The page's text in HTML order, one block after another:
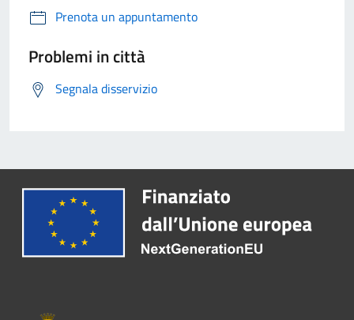
Prenota un appuntamento
Problemi in città
Segnala disservizio